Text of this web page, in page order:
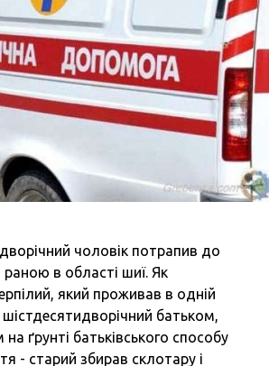
чоловік потрапив до
раною в області шиї. Як
який проживав в одній
шістдесятидворічний батьком,
ґрунті батьківського способу
- старий збирав склотару і